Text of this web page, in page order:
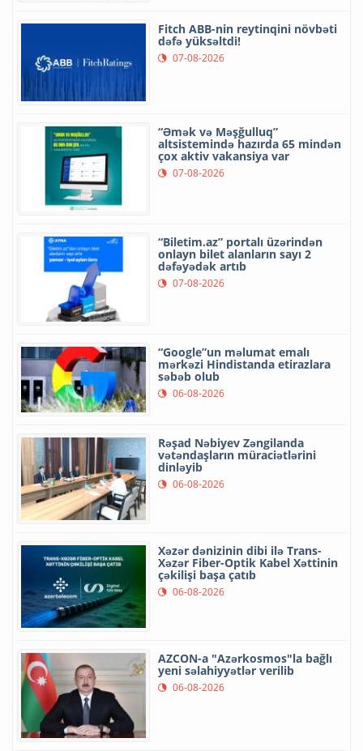
Fitch ABB-nin reytinqini növbəti
dəfə yüksəltdi!
07-08-2026
“Əmək və Məşğulluq”
altsistemində hazırda 65 mindən
çox aktiv vakansiya var
07-08-2026
“Biletim.az” portalı üzərindən
onlayn bilet alanların sayı 2
dəfəyədək artıb
07-08-2026
“Google”un məlumat emalı
mərkəzi Hindistanda etirazlara
səbəb olub
06-08-2026
Rəşad Nəbiyev Zəngilanda
vətəndaşların müraciətlərini
dinləyib
06-08-2026
Xəzər dənizinin dibi ilə Trans-
Xəzər Fiber-Optik Kabel Xəttinin
çəkilişi başa çatıb
06-08-2026
AZCON-a "Azərkosmos"la bağlı
yeni səlahiyyətlər verilib
06-08-2026